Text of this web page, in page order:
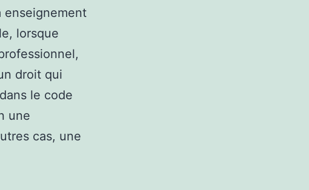
enseignement
lorsque
droit qui
le code
une
cas, une